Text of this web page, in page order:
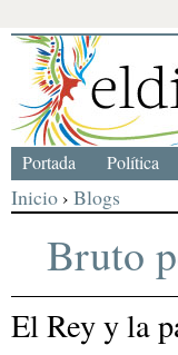
Inicio › Blogs
Bruto
El Rey y la
Portada Política